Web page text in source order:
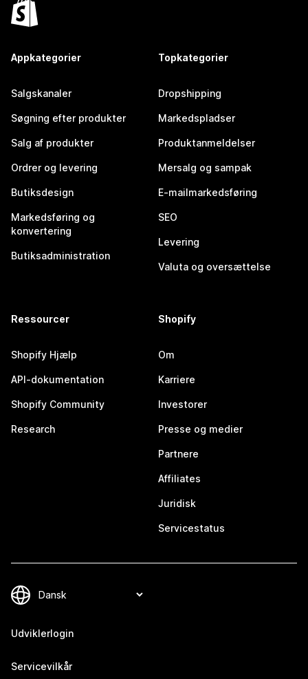
Appkategorier
Salgskanaler
Søgning efter produkter
Salg af produkter
Ordrer og levering
Butiksdesign
Markedsføring og
konvertering
Butiksadministration
Topkategorier
Dropshipping
Markedspladser
Produktanmeldelser
Mersalg og sampak
E-mailmarkedsføring
SEO
Levering
Valuta og oversættelse
Ressourcer
Shopify Hjælp
API-dokumentation
Shopify Community
Research
Shopify
Om
Karriere
Investorer
Presse og medier
Partnere
Affiliates
Juridisk
Servicestatus
Udviklerlogin
Servicevilkår